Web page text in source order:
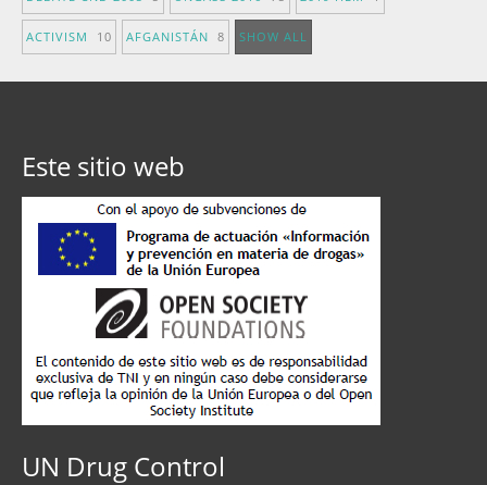
ACTIVISM 10 AFGANISTÁN 8 SHOW ALL
Este sitio web
UN Drug Control